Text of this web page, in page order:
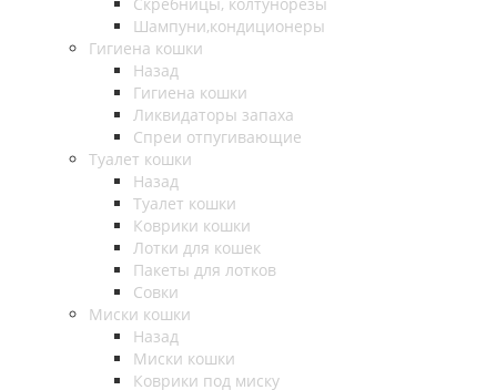
Шампуни,кондиционеры
Гигиена кошки
Назад
Гигиена кошки
Ликвидаторы запаха
Спреи отпугивающие
Туалет кошки
Назад
Туалет кошки
Коврики кошки
Лотки для кошек
Пакеты для лотков
Совки
Миски кошки
Назад
Миски кошки
Коврики под миску